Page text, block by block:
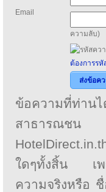
Email
ความลับ)
ต้องการรหั
ส่งข้อค
ข้อความที่ท่านไ
สาธารณชน
ใดๆทั้งสิ้น เพร
ความจริงหรือ